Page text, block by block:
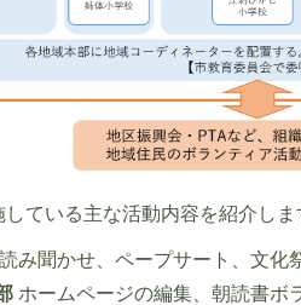
ている主な活動内容を紹介しま
読み聞かせ、ペープサート、文化
ホームページの編集、朝読書ボ